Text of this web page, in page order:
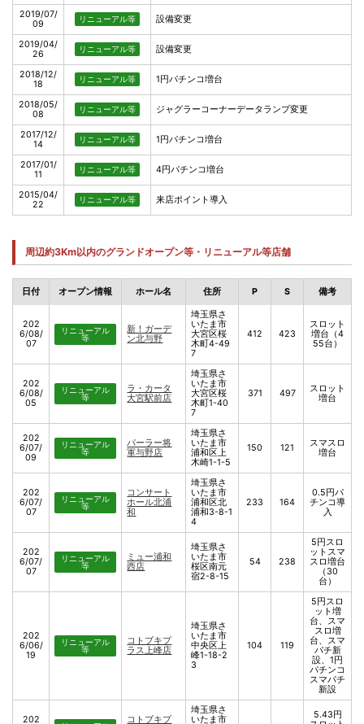
2019/07/
09
リニューアル等 設備変更
2019/04/
26
リニューアル等 設備変更
2018/12/
18
リニューアル等 1円パチンコ増台
2018/05/
08
リニューアル等 ジャグラーコーナーデータランプ変更
2017/12/
14
リニューアル等 1円パチンコ増台
2017/01/
11
リニューアル等 4円パチンコ増台
2015/04/
22
リニューアル等 来店ポイント導入
周辺約3Km以内のグランドオープン等・リニューアル等店舗
日付 オープン情報 ホール名 住所 P S 備考
202
6/08/
07
リニューアル
等
新！ガーデ
ン北与野
埼玉県さ
いたま市
大宮区桜
木町4-49
7
412 423
スロット
増台（4
55台）
202
6/08/
05
リニューアル
等
ラ・カータ
大宮駅前店
埼玉県さ
いたま市
大宮区桜
木町1-40
7
371 497
スロット
増台
202
6/07/
09
リニューアル
等
パーラー将
軍与野店
埼玉県さ
いたま市
浦和区上
木崎1-1-5
150 121
スマスロ
増台
202
6/07/
07
リニューアル
等
コンサート
ホール北浦
和
埼玉県さ
いたま市
浦和区北
浦和3-8-1
4
233 164
0.5円パ
チンコ導
入
202
6/07/
07
リニューアル
等
ミュー浦和
西店
埼玉県さ
いたま市
桜区南元
宿2-8-15
54 238
5円スロ
ットスマ
スロ増台
（30
台）
202
6/06/
19
リニューアル
等
コトブキプ
ラス上峰店
埼玉県さ
いたま市
中央区上
峰1-18-2
3
104 119
5円スロ
ット増
台、スマ
スロ増
台、スマ
パチ新
設、1円
パチンコ
スマパチ
新設
202
コトブキプ
埼玉県さ
いたま市
5.43円